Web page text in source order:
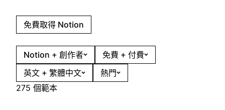
免費取得 Notion
Notion + 創作者
免費 + 付費
英文 + 繁體中文
熱門
275 個範本